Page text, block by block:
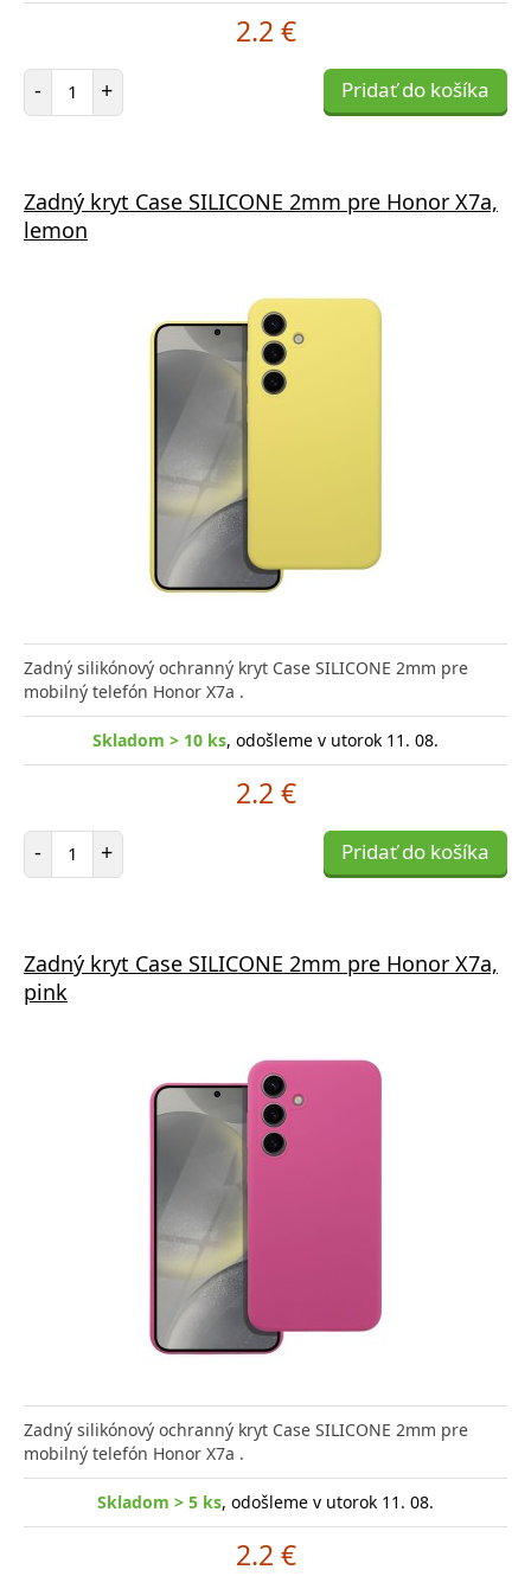
2.2 €
- Počet položiek
+ Pridať do košíka
Zadný kryt Case SILICONE 2mm pre Honor X7a,
lemon
Zadný silikónový ochranný kryt Case SILICONE 2mm pre
mobilný telefón Honor X7a .
Skladom > 10 ks, odošleme v utorok 11. 08.
2.2 €
- Počet položiek
+ Pridať do košíka
Zadný kryt Case SILICONE 2mm pre Honor X7a,
pink
Zadný silikónový ochranný kryt Case SILICONE 2mm pre
mobilný telefón Honor X7a .
Skladom > 5 ks, odošleme v utorok 11. 08.
2.2 €